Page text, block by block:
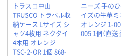
トラスコ中山
TRUSCO トラベル収
納ケース Lサイズ シ
ャツ4枚用 ネクタイ
4本用 オレンジ
TSC-2-OR 1個 868-
ニーズ 手の
イズの牛革
オレンジ 1-
005 1個（直送